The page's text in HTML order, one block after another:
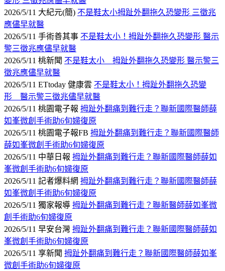
2026/5/11 大紀元(簡) 不是鞋太小拇趾外翻拖久恐變形 三徵兆
應儘早就醫
2026/5/11 手術善其事 不是鞋太小！拇趾外翻拖久恐變形 醫示
警三徵兆應儘早就醫
2026/5/11 桃新聞 不是鞋太小 拇趾外翻拖久恐變形 醫示警三
徵兆應儘早就醫
2026/5/11 ETtoday 健康雲 不是鞋太小！拇趾外翻拖久恐變
形 醫示警三徵兆儘早就醫
2026/5/11 桃園電子報 拇趾外翻痛到難行走？聯新國際醫師薛
如峯微創手術助6旬婦復原
2026/5/11 桃園電子報FB 拇趾外翻痛到難行走？聯新國際醫師
薛如峯微創手術助6旬婦復原
2026/5/11 中華日報 拇趾外翻痛到難行走？聯新國際醫師薛如
峯微創手術助6旬婦復原
2026/5/11 記者爆料網 拇趾外翻痛到難行走？聯新國際醫師薛
如峯微創手術助6旬婦復原
2026/5/11 獨家報導 拇趾外翻痛到難行走？聯新醫師薛如峯微
創手術助6旬婦復原
2026/5/11 早安台灣 拇趾外翻痛到難行走？聯新國際醫師薛如
峯微創手術助6旬婦復原
2026/5/11 享新聞 拇趾外翻痛到難行走？聯新國際醫師薛如峯
微創手術助6旬婦復原